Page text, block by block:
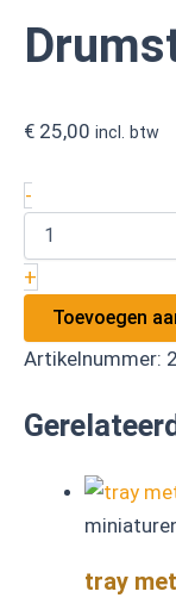
€ 25,00 incl. btw
-
+
Toevoegen
Artikelnummer:
tray